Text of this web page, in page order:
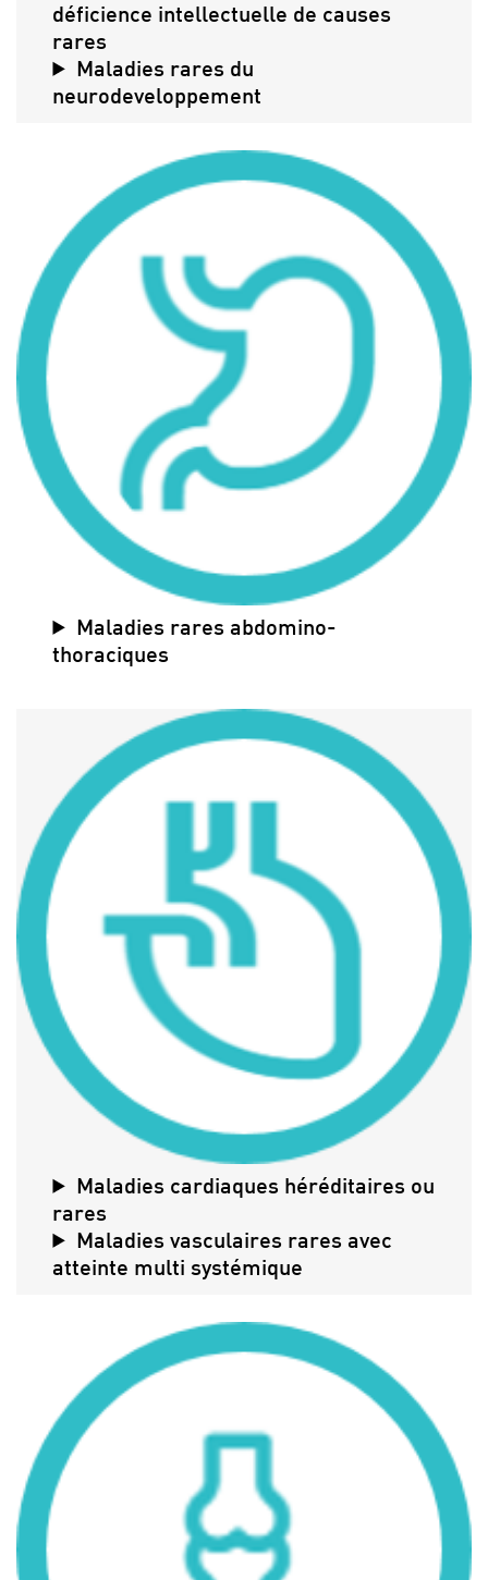
déficience intellectuelle de causes
rares
Maladies rares du
neurodeveloppement
Maladies rares abdomino-
thoraciques
Maladies cardiaques héréditaires ou
rares
Maladies vasculaires rares avec
atteinte multi systémique